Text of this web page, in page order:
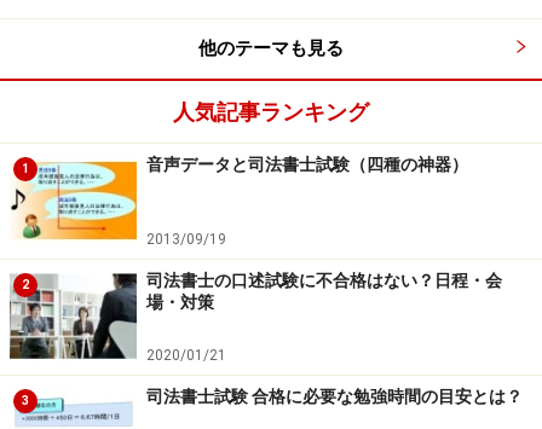
でしょう。しかし司法書士業界には、この話はそのまま
当てはまりません。
たしかに、SEO対策をしている司法書士事務所もありま
す。その多くは、SEO対策業者に依頼しています。なか
には、コンサルティング会社にコンサルを依頼し、SEO
対策も含め総合的にプロデュースを受けている事務所も
あります。しかしこれらは、まだまだ司法書士事務所の
少数であり、ほとんどの事務所が「ホームページを作成
しただけ」「ホームページさえない」というのが現状で
す。Web関連では、遅れている業界なのです。よっ
て、“地域によっては”、容易に上位表示ができます。
他のテーマも見る
人気記事ランキング
1 音声データと司法書士試験（四種の神器）
2013/09/19
2
司法書士の口述試験に不合格はない？日程・会
場・対策
2020/01/21
3 司法書士試験 合格に必要な勉強時間の目安とは？